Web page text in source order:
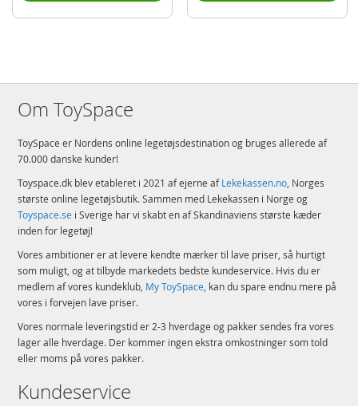
Om ToySpace
ToySpace er Nordens online legetøjsdestination og bruges allerede af
70.000 danske kunder!
Toyspace.dk blev etableret i 2021 af ejerne afLekekassen.no, Norges
største online legetøjsbutik. Sammen med Lekekassen i Norge og
Toyspace.se i Sverige har vi skabt en af Skandinaviens største kæder
inden for legetøj!
Vores ambitioner er at levere kendte mærker til lave priser, så hurtigt
som muligt, og at tilbyde markedets bedste kundeservice. Hvis du er
medlem af vores kundeklub, My ToySpace, kan du spare endnu mere på
vores i forvejen lave priser.
Vores normale leveringstid er 2-3 hverdage og pakker sendes fra vores
lager alle hverdage. Der kommer ingen ekstra omkostninger som told
eller moms på vores pakker.
Kundeservice